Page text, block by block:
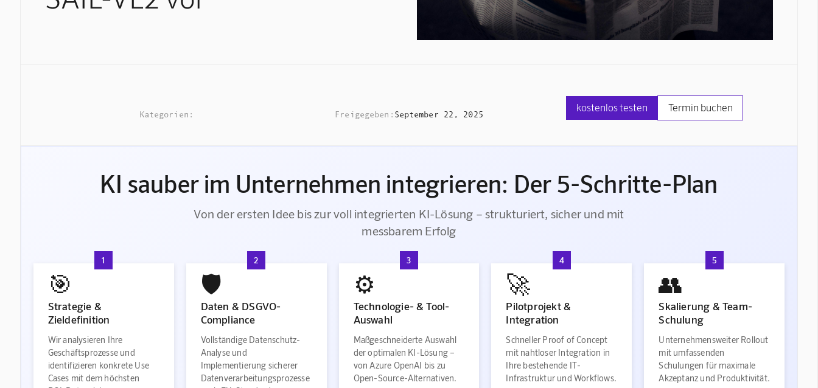
Kategorien: Freigegeben: September 22, 2025
kostenlos testen Termin buchen
KI sauber im Unternehmen integrieren: Der 5-Schritte-Plan
Von der ersten Idee bis zur voll integrierten KI-Lösung – strukturiert, sicher und mit
messbarem Erfolg
1
🎯
Strategie &
Zieldefinition
Wir analysieren Ihre
Geschäftsprozesse und
identifizieren konkrete Use
Cases mit dem höchsten
2
🛡️
Daten & DSGVO-
Compliance
Vollständige Datenschutz-
Analyse und
Implementierung sicherer
Datenverarbeitungsprozesse
3
⚙️
Technologie- & Tool-
Auswahl
Maßgeschneiderte Auswahl
der optimalen KI-Lösung –
von Azure OpenAI bis zu
Open-Source-Alternativen.
4
🚀
Pilotprojekt &
Integration
Schneller Proof of Concept
mit nahtloser Integration in
Ihre bestehende IT-
Infrastruktur und Workflows.
5
👥
Skalierung & Team-
Schulung
Unternehmensweiter Rollout
mit umfassenden
Schulungen für maximale
Akzeptanz und Produktivität.